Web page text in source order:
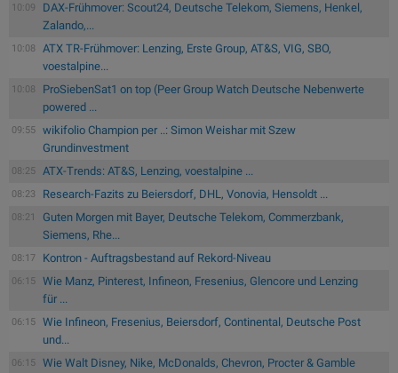
10:09
DAX-Frühmover: Scout24, Deutsche Telekom, Siemens, Henkel,
Zalando,...
10:08
ATX TR-Frühmover: Lenzing, Erste Group, AT&S, VIG, SBO,
voestalpine...
10:08
ProSiebenSat1 on top (Peer Group Watch Deutsche Nebenwerte
powered ...
09:55
wikifolio Champion per ..: Simon Weishar mit Szew
Grundinvestment
08:25 ATX-Trends: AT&S, Lenzing, voestalpine ...
08:23 Research-Fazits zu Beiersdorf, DHL, Vonovia, Hensoldt ...
08:21
Guten Morgen mit Bayer, Deutsche Telekom, Commerzbank,
Siemens, Rhe...
08:17 Kontron - Auftragsbestand auf Rekord-Niveau
06:15
Wie Manz, Pinterest, Infineon, Fresenius, Glencore und Lenzing
für ...
06:15
Wie Infineon, Fresenius, Beiersdorf, Continental, Deutsche Post
und...
06:15
Wie Walt Disney, Nike, McDonalds, Chevron, Procter & Gamble